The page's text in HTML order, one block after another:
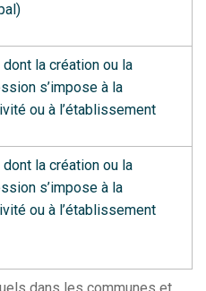
dont la création ou la
s’impose à la
ou à l’établissement
dont la création ou la
s’impose à la
ou à l’établissement